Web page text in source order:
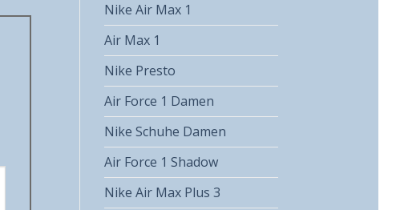
Nike Air Max 1
Air Max 1
Nike Presto
Air Force 1 Damen
Nike Schuhe Damen
Air Force 1 Shadow
Nike Air Max Plus 3